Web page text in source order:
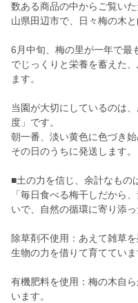
数ある商品の中からご覧い
山県田辺市で、日々梅の木
6月中旬、梅の里が一年で最
でじっくりと栄養を蓄えた
ます。
当園が大切にしているのは
度」です。
朝一番、淡い黄色に色づき
その日のうちに発送します。
■土の力を信じ、余計なもの
「毎日食べる梅干しだから
いで、自然の循環に寄り添
除草剤不使用：あえて雑草
生物の力を借りて育てていま
有機肥料を使用：梅の木自
います。